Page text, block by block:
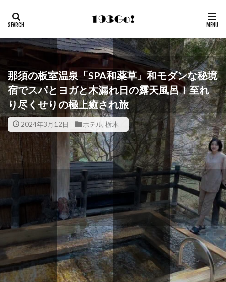
那須の板室温泉「SPA和薬草」和モダンな秘境
宿でスパとヨガと木漏れ日の露天風呂！至れ
り尽くせりの極上癒され旅
2024年3月12日 ホテル, 栃木